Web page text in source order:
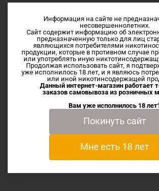
молочным вкусом
NIC SALT
Vg/Pg 50/50
Характеристики
Информация на сайте не
несовершеннолетних.
Сайт содержит информацию об
предназначенную только для лиц
являющихся потребителями
продукции, которые в противном случае
или употреблять иную
Продолжая использовать сайт, я
уже исполнилось 18 лет, и я являюсь
или иной никотинсодержащей
Данный интернет-магазин работает
заказов самовывоза из розничных
Вам уже исполнилось 18
Покинуть сайт
Мне есть 18 лет